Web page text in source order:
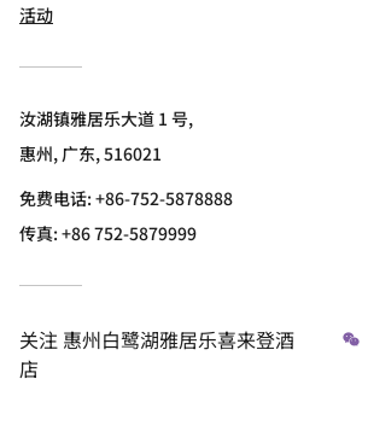
活动
汝湖镇雅居乐大道 1 号,
惠州, 广东, 516021
免费电话:+86-752-5878888
传真:+86 752-5879999
关注 惠州白鹭湖雅居乐喜来登酒
店